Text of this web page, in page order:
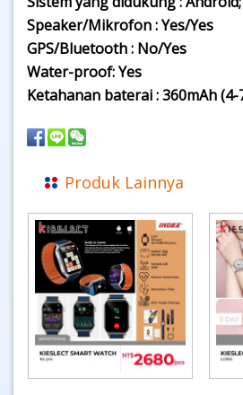
Speaker/Mikrofon : Yes/Yes
GPS/Bluetooth : No/Yes
Water-proof: Yes
Ketahanan baterai : 360mAh
Produk Lainnya